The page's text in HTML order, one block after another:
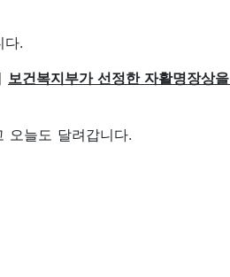
다.
보건복지부가 선정한 자활명장상
오늘도 달려갑니다.